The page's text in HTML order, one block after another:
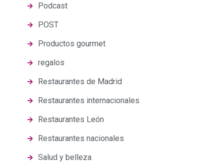
Podcast
POST
Productos gourmet
regalos
Restaurantes de Madrid
Restaurantes internacionales
Restaurantes León
Restaurantes nacionales
Salud y belleza